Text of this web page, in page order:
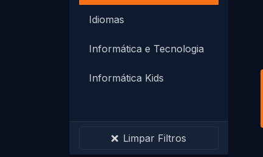
Idiomas
Informática e Tecnologia
Informática Kids
PROMOÇÕES ESPECIAIS
Limpar Filtros